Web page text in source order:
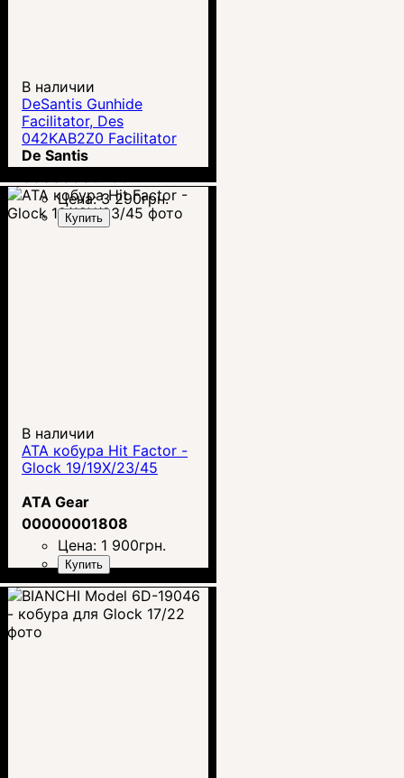
В наличии
DeSantis Gunhide
Facilitator, Des
042KAB2Z0 Facilitator
Rt Kydex - кобура для
Glck 19, 19 GEN5, 19X,
23, 32, 45
De Santis
Цена:3 290грн.
Купить
В наличии
ATA кобура Hit Factor -
Glock 19/19X/23/45
ATA Gear
00000001808
Цена: 1 900грн.
Купить